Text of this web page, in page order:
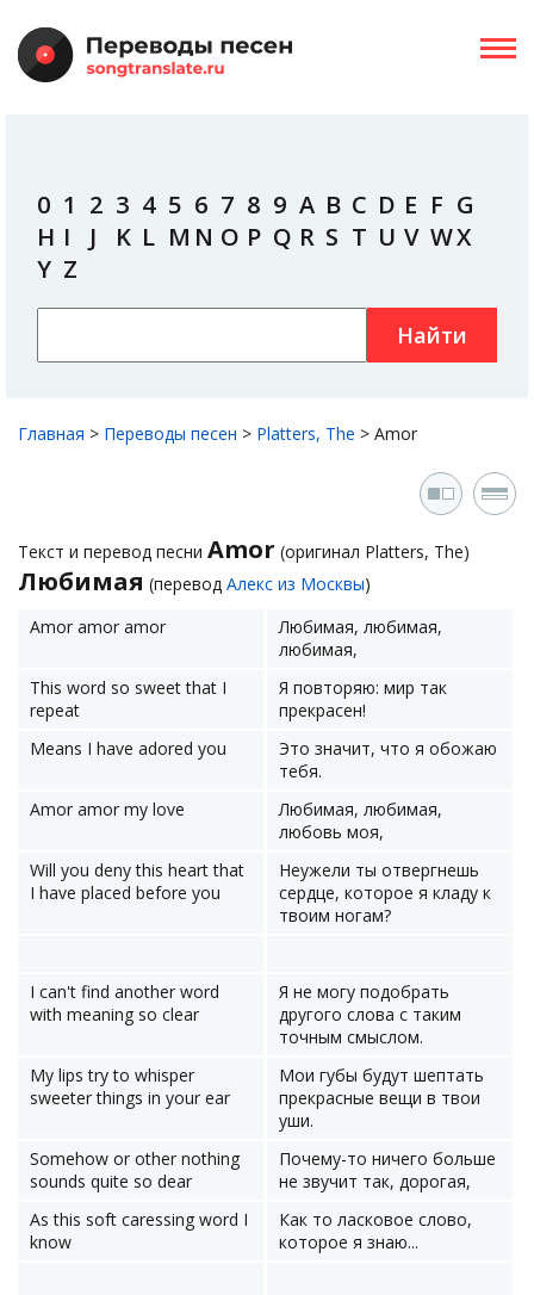
0 1 2 3 4 5 6 7 8 9 A B C D E F G
H I J K L M N O P Q R S T U V WX
Y Z
Найти
Главная > Переводы песен > Platters, The > Amor
Текст и перевод песни Amor (оригинал Platters, The)
Любимая (перевод Алекс из Москвы)
Amor amor amor
Любимая, любимая,
любимая,
This word so sweet that I
repeat
Я повторяю: мир так
прекрасен!
Means I have adored you
Это значит, что я обожаю
тебя.
Amor amor my love
Любимая, любимая,
любовь моя,
Will you deny this heart that
I have placed before you
Неужели ты отвергнешь
сердце, которое я кладу к
твоим ногам?
I can't find another word
with meaning so clear
Я не могу подобрать
другого слова с таким
точным смыслом.
My lips try to whisper
sweeter things in your ear
Мои губы будут шептать
прекрасные вещи в твои
уши.
Somehow or other nothing
sounds quite so dear
Почему-то ничего больше
не звучит так, дорогая,
As this soft caressing word I
know
Как то ласковое слово,
которое я знаю...